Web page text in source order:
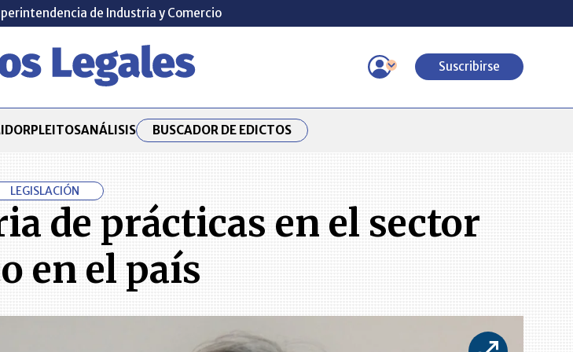
de Industria y Comercio
Suscribirse
PLEITOSANÁLISIS BUSCADOR DE EDICTOS
LEGISLACIÓN
de prácticas en el sector
en el país